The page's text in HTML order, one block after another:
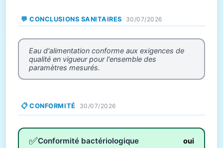
💬 CONCLUSIONS SANITAIRES 30/07/2026
Eau d'alimentation conforme aux exigences de
qualité en vigueur pour l'ensemble des
paramètres mesurés.
📋 CONFORMITÉ 30/07/2026
✅Conformité bactériologique oui